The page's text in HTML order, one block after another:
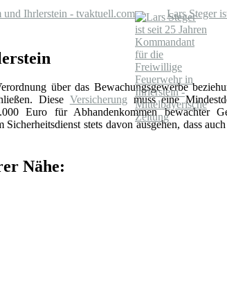
Ihrlerstein - tvaktuell.com Lars Steger
über das Bewachungsgewerbe
Diese Versicherungmuss eine
Euro für Abhandenkommen bewachter
stets davon ausgehen, dass
Nähe: